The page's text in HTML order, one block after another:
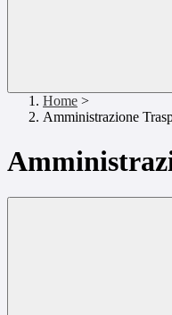
Home >
Amministrazione